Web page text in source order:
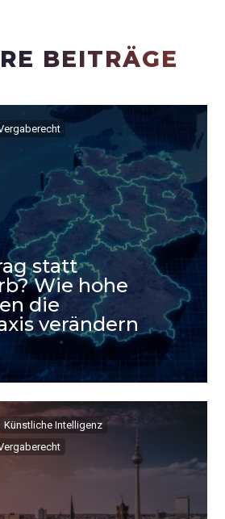
BEITRÄGE
statt
Wie hohe
die
verändern
Künstliche Intelligenz